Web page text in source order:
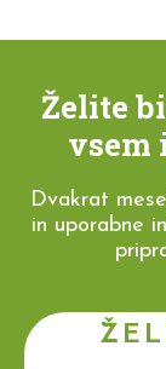
Želite
vsem
Dvakrat
in uporabne